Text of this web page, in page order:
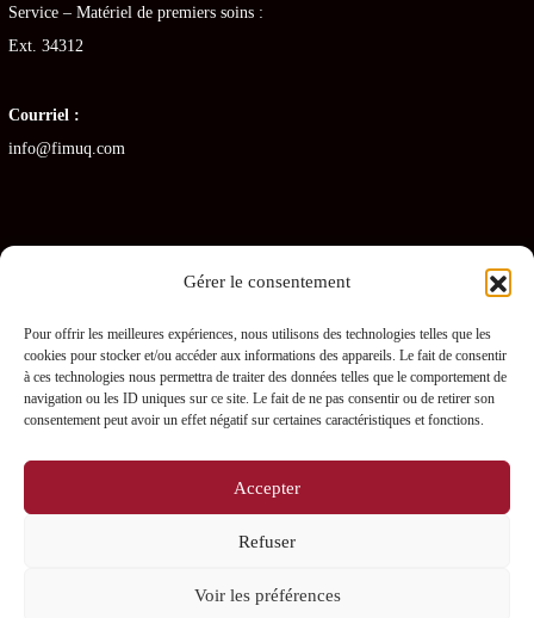
Gérer le consentement
Pour offrir les meilleures expériences, nous utilisons des technologies telles que les
cookies pour stocker et/ou accéder aux informations des appareils. Le fait de consentir
à ces technologies nous permettra de traiter des données telles que le comportement de
navigation ou les ID uniques sur ce site. Le fait de ne pas consentir ou de retirer son
consentement peut avoir un effet négatif sur certaines caractéristiques et fonctions.
Accepter
Refuser
Voir les préférences
Service – Matériel de premiers soins :
Ext. 34312
Courriel :
info@fimuq.com
Articles récents
Combiner la RCR et la PDSB : une formation gagnante pour les CHSLD
Premiers soins en RPA : quelles sont les obligations pour les gestionnaires ?
Prévenir les blessures chez les préposés – L’importance des PDSB